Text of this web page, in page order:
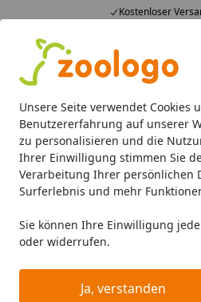
Unsere Seite verwendet
Benutzererfahrung auf unserer
zu personalisieren und die
Ihrer Einwilligung stimmen Sie
Verarbeitung Ihrer persönlichen
Surferlebnis und mehr
Sie können Ihre Einwilligung
oder widerrufen.
Ja, verstanden
Kostenloser
4,74
23.587 Bewertungen
Alle Produkte
Alle Produkte Angebote
Aquaristik Aquarien